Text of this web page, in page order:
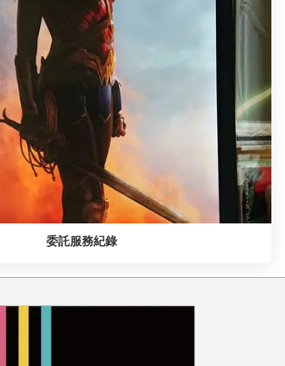
委託服務紀錄